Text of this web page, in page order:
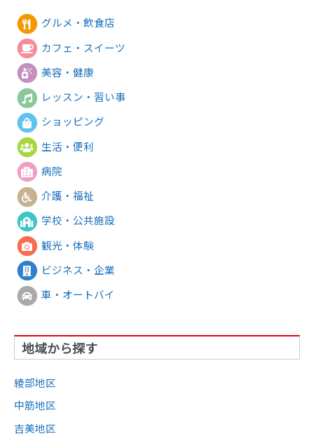
グルメ・飲食店
カフェ・スイーツ
美容・健康
レッスン・習い事
ショッピング
生活・便利
病院
介護・福祉
学校・公共施設
観光・体験
ビジネス・企業
車・オートバイ
地域から探す
綾部地区
中筋地区
吉美地区